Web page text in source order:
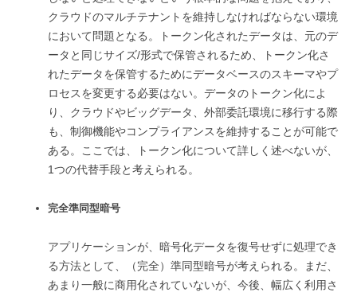
クラウドのマルチテナントを維持しなければならない環境
において問題となる。トークン化されたデータは、元のデ
ータと同じサイズ/形式で保管されるため、トークン化さ
れたデータを保管するためにデータベースのスキーマやプ
ロセスを変更する必要はない。データのトークン化によ
り、クラウドやビッグデータ、外部委託環境に移行する際
も、制御機能やコンプライアンスを維持することが可能で
ある。ここでは、トークン化について詳しく述べないが、
1つの代替手段と考えられる。
完全準同型暗号
アプリケーションが、暗号化データを復号せずに処理でき
る方法として、（完全）準同型暗号が考えられる。まだ、
あまり一般に商用化されていないが、今後、幅広く利用さ